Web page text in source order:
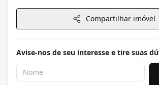
Compartilhar imóvel
Avise-nos de seu interesse e tire suas